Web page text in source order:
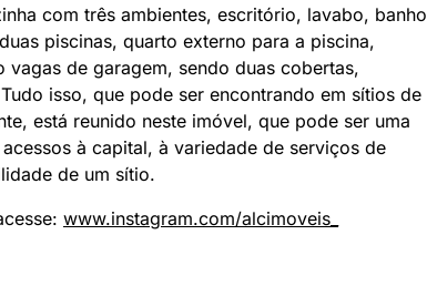
com três ambientes, escritório, lavabo, banho
piscinas, quarto externo para a piscina,
de garagem, sendo duas cobertas,
isso, que pode ser encontrando em sítios de
está reunido neste imóvel, que pode ser uma
à capital, à variedade de serviços de
de um sítio.
www.instagram.com/alcimoveis_